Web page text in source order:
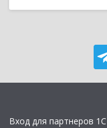
Вход для партнеров 1С